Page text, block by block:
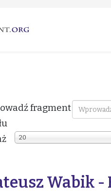
fragment
20
Wabik